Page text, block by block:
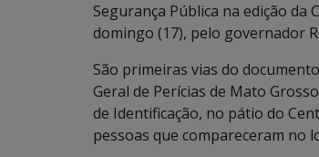
Segurança Pública na edição da
domingo (17), pelo governador
São primeiras vias do
Geral de Perícias de Mato
de Identificação, no pátio do
pessoas que compareceram no